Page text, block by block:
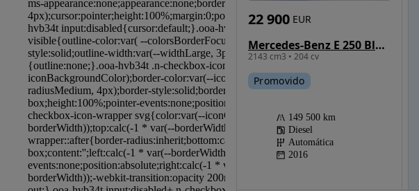
Mercedes-Benz E 250 BlueTEC Avantgarde Auto.
2143 cm3 • 204 cv
22 900 EUR
Promovido
149 500 km
Diesel
Automática
2016